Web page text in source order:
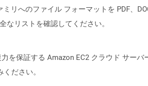
へのファイル フォーマットを PDF、
なリストを確認してください。
を保証する Amazon EC2 クラウド サー
ださい。